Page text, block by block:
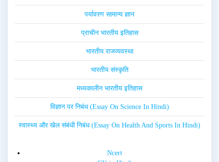
पर्यावरण सामान्य ज्ञान
प्राचीन भारतीय इतिहास
भारतीय राजव्यवस्था
भारतीय संस्कृति
मध्यकालीन भारतीय इतिहास
विज्ञान पर निबंध (Essay On Science In Hindi)
स्वास्थ्य और खेल संबंधी निबंध (Essay On Health And Sports In Hindi)
Ncert